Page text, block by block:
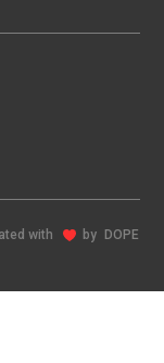
with by
DOPE